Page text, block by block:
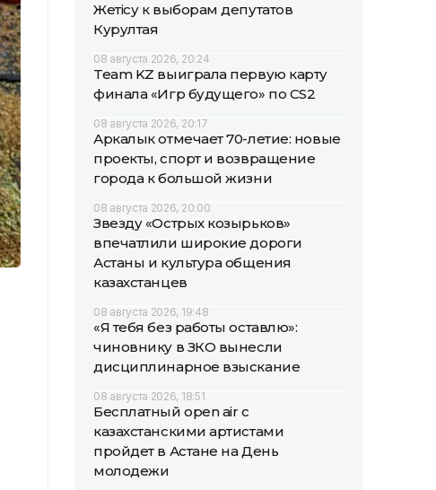
Жетісу к выборам депутатов
Курултая
08 августа 2026, 20:24
Team KZ выиграла первую карту
финала «Игр будущего» по CS2
08 августа 2026, 20:17
Аркалык отмечает 70-летие: новые
проекты, спорт и возвращение
города к большой жизни
08 августа 2026, 20:00
Звезду «Острых козырьков»
впечатлили широкие дороги
Астаны и культура общения
казахстанцев
08 августа 2026, 19:48
«Я тебя без работы оставлю»:
чиновнику в ЗКО вынесли
дисциплинарное взыскание
08 августа 2026, 18:51
Бесплатный open air с
казахстанскими артистами
пройдет в Астане на День
молодежи